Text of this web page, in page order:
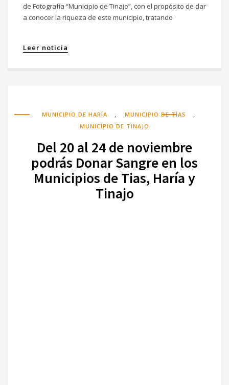
de Fotografía “Municipio de Tinajo”, con el propósito de dar
a conocer la riqueza de este municipio, tratando
Leer noticia
MUNICIPIO DE HARÍA , MUNICIPIO DE TÍAS ,
MUNICIPIO DE TINAJO
Del 20 al 24 de noviembre
podrás Donar Sangre en los
Municipios de Tias, Haría y
Tinajo